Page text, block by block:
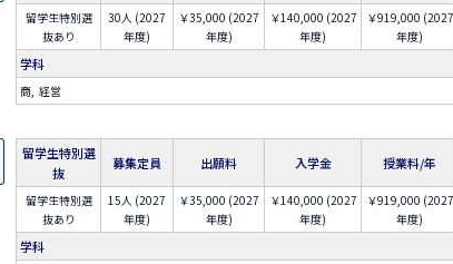
留学生特別選
抜あり
30人 (2027
年度)
￥35,000 (2027
年度)
￥140,000 (2027
年度)
￥919,000 (2027
年度)
学科
商 経営
留学生特別選
抜
募集定員 出願料 入学金 授業料/年
留学生特別選
抜あり
15人 (2027
年度)
￥35,000 (2027
年度)
￥140,000 (2027
年度)
￥919,000 (2027
年度)
学科